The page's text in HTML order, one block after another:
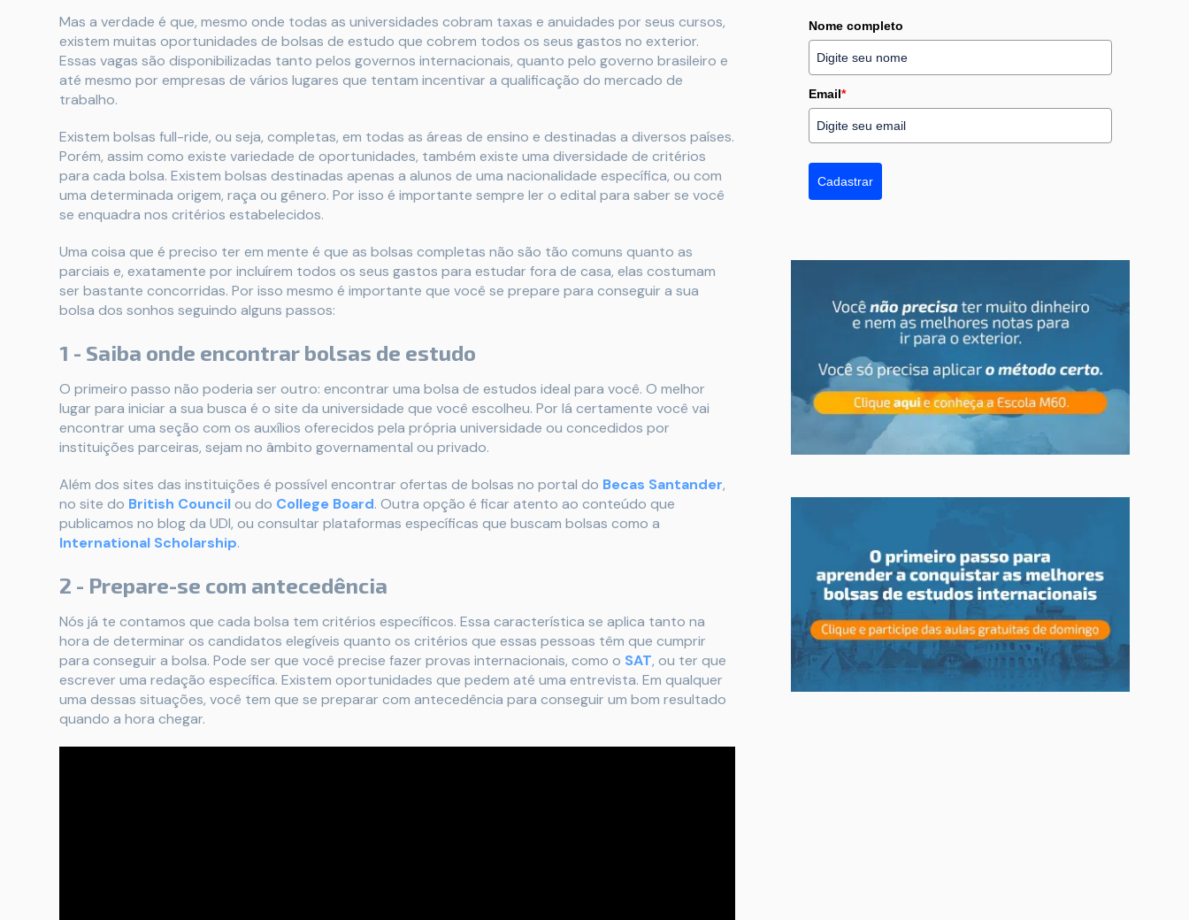
Mas a verdade é que, mesmo onde todas as universidades cobram taxas e anuidades por seus cursos,
existem muitas oportunidades de bolsas de estudo que cobrem todos os seus gastos no exterior.
Essas vagas são disponibilizadas tanto pelos governos internacionais, quanto pelo governo brasileiro e
até mesmo por empresas de vários lugares que tentam incentivar a qualificação do mercado de
trabalho.
Existem bolsas full-ride, ou seja, completas, em todas as áreas de ensino e destinadas a diversos países.
Porém, assim como existe variedade de oportunidades, também existe uma diversidade de critérios
para cada bolsa. Existem bolsas destinadas apenas a alunos de uma nacionalidade específica, ou com
uma determinada origem, raça ou gênero. Por isso é importante sempre ler o edital para saber se você
se enquadra nos critérios estabelecidos.
Uma coisa que é preciso ter em mente é que as bolsas completas não são tão comuns quanto as
parciais e, exatamente por incluírem todos os seus gastos para estudar fora de casa, elas costumam
ser bastante concorridas. Por isso mesmo é importante que você se prepare para conseguir a sua
bolsa dos sonhos seguindo alguns passos:
1 - Saiba onde encontrar bolsas de estudo
O primeiro passo não poderia ser outro: encontrar uma bolsa de estudos ideal para você. O melhor
lugar para iniciar a sua busca é o site da universidade que você escolheu. Por lá certamente você vai
encontrar uma seção com os auxílios oferecidos pela própria universidade ou concedidos por
instituições parceiras, sejam no âmbito governamental ou privado.
Além dos sites das instituições é possível encontrar ofertas de bolsas no portal do Becas Santander,
no site do British Councilou do College Board. Outra opção é ficar atento ao conteúdo que
publicamos no blog da UDI, ou consultar plataformas específicas que buscam bolsas como a
International Scholarship.
2 - Prepare-se com antecedência
Nós já te contamos que cada bolsa tem critérios específicos. Essa característica se aplica tanto na
hora de determinar os candidatos elegíveis quanto os critérios que essas pessoas têm que cumprir
para conseguir a bolsa. Pode ser que você precise fazer provas internacionais, como o SAT, ou ter que
escrever uma redação específica. Existem oportunidades que pedem até uma entrevista. Em qualquer
uma dessas situações, você tem que se preparar com antecedência para conseguir um bom resultado
quando a hora chegar.
Nome completo
Email*
Cadastrar